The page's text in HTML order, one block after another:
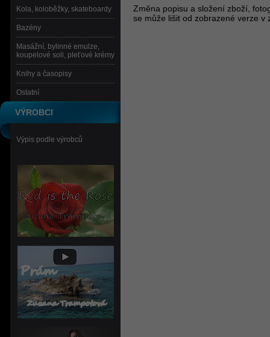
Změna popisu a složení zboží,
se může lišit od zobrazené verze
Kola, koloběžky, skateboardy
Bazény
Masážní, bylinné emulze,
koupelové soli, pleťové krémy
Knihy a časopisy
Ostatní
VÝROBCI
Výpis podle výrobců